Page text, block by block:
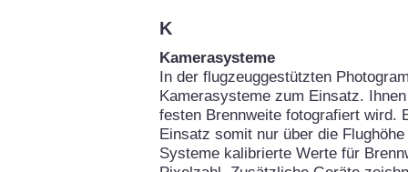
K
Kamerasysteme
In der flugzeuggestützten
Kamerasysteme zum Einsatz.
festen Brennweite fotografiert wird.
Einsatz somit nur über die
Systeme kalibrierte Werte für